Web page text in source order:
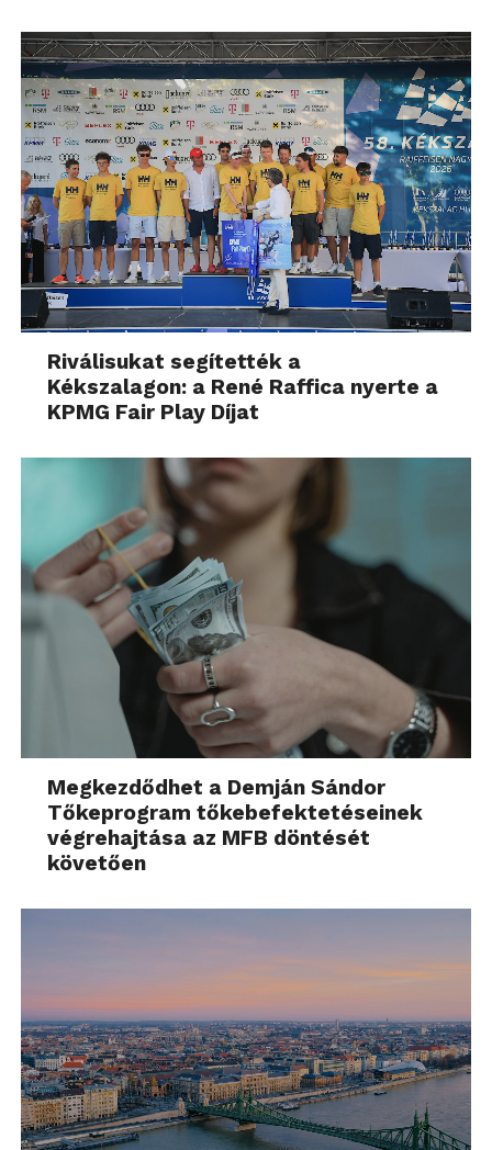
Riválisukat segítették a
Kékszalagon: a René Raffica nyerte a
KPMG Fair Play Díjat
Megkezdődhet a Demján Sándor
Tőkeprogram tőkebefektetéseinek
végrehajtása az MFB döntését
követően